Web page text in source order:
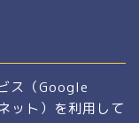
ス（Google
ット）を利用して